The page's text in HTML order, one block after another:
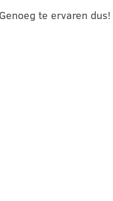
te ervaren dus!